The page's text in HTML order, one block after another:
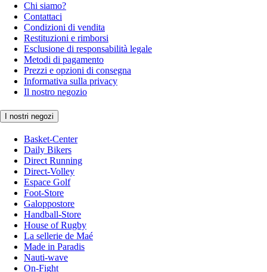
Chi siamo?
Contattaci
Condizioni di vendita
Restituzioni e rimborsi
Esclusione di responsabilità legale
Metodi di pagamento
Prezzi e opzioni di consegna
Informativa sulla privacy
Il nostro negozio
I nostri negozi
Basket-Center
Daily Bikers
Direct Running
Direct-Volley
Espace Golf
Foot-Store
Galoppostore
Handball-Store
House of Rugby
La sellerie de Maé
Made in Paradis
Nauti-wave
On-Fight